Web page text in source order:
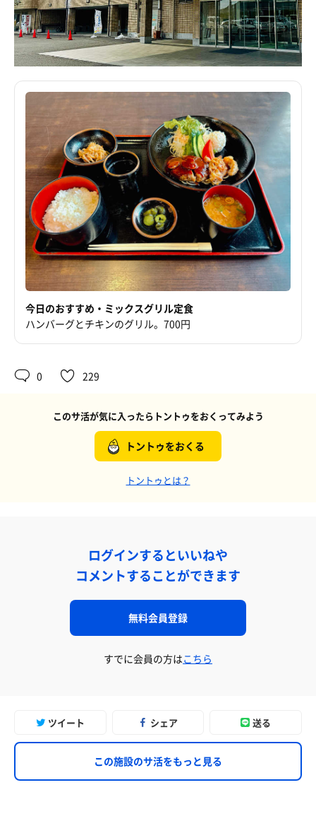
今日のおすすめ・ミックスグリル定食
ハンバーグとチキンのグリル。700円
0 229
このサ活が気に入ったらトントゥをおくってみよう
トントゥをおくる
トントゥとは？
ログインするといいねや
コメントすることができます
無料会員登録
すでに会員の方はこちら
ツイート シェア 送る
この施設のサ活をもっと見る